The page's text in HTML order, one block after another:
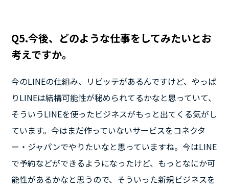
Q5.今後、どのような仕事をしてみたいとお
考えですか。
今のLINEの仕組み、リピッテがあるんですけど、やっぱ
りLINEは結構可能性が秘められてるかなと思っていて、
そういうLINEを使ったビジネスがもっと出てくる気がし
ています。今はまだ作っていないサービスをコネクタ
ー・ジャパンでやりたいなと思っていますね。今はLINE
で予約などができるようになったけど、もっとなにか可
能性があるかなと思うので、そういった新規ビジネスを